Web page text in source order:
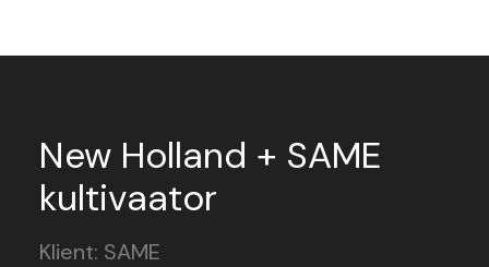
New Holland + SAME
kultivaator
Klient: SAME